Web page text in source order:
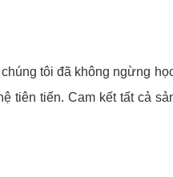
tôi đã không ngừng
tiên tiến. Cam kết tất cả